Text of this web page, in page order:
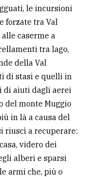
le incursioni
forzate tra Val
caserme a
tra lago,
della Val
di stasi e quelli in
di aiuti dagli aerei
del monte Muggio
in là a causa del
riuscì a recuperare:
videro dei
alberi e sparsi
armi che, più o